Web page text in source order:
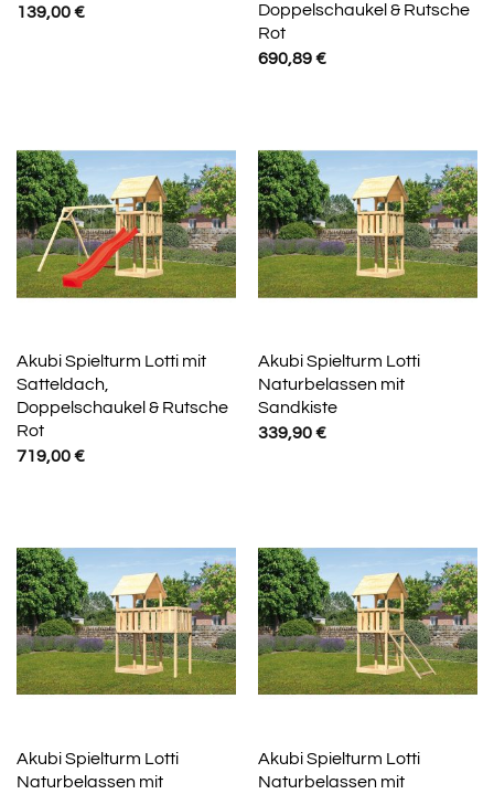
139,00€
Doppelschaukel & Rutsche
Rot
690,89€
Akubi Spielturm Lotti mit
Satteldach,
Doppelschaukel & Rutsche
Rot
719,00€
Akubi Spielturm Lotti
Naturbelassen mit
Sandkiste
339,90€
Akubi Spielturm Lotti
Naturbelassen mit
Akubi Spielturm Lotti
Naturbelassen mit